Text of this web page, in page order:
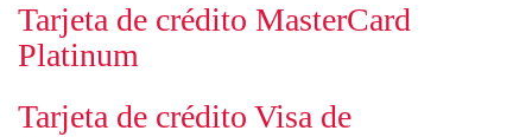
Tarjeta de crédito MasterCard
Platinum
Tarjeta de crédito Visa de